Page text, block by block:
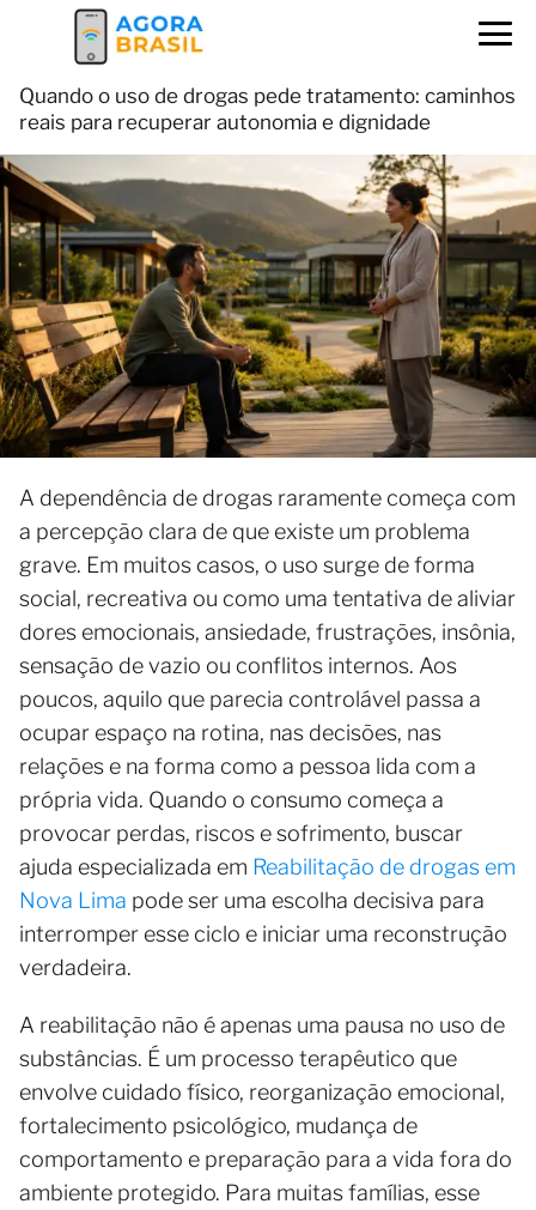
Quando o uso de drogas pede tratamento: caminhos
reais para recuperar autonomia e dignidade
A dependência de drogas raramente começa com
a percepção clara de que existe um problema
grave. Em muitos casos, o uso surge de forma
social, recreativa ou como uma tentativa de aliviar
dores emocionais, ansiedade, frustrações, insônia,
sensação de vazio ou conflitos internos. Aos
poucos, aquilo que parecia controlável passa a
ocupar espaço na rotina, nas decisões, nas
relações e na forma como a pessoa lida com a
própria vida. Quando o consumo começa a
provocar perdas, riscos e sofrimento, buscar
ajuda especializada em Reabilitação de drogas em
Nova Lima pode ser uma escolha decisiva para
interromper esse ciclo e iniciar uma reconstrução
verdadeira.
A reabilitação não é apenas uma pausa no uso de
substâncias. É um processo terapêutico que
envolve cuidado físico, reorganização emocional,
fortalecimento psicológico, mudança de
comportamento e preparação para a vida fora do
ambiente protegido. Para muitas famílias, esse